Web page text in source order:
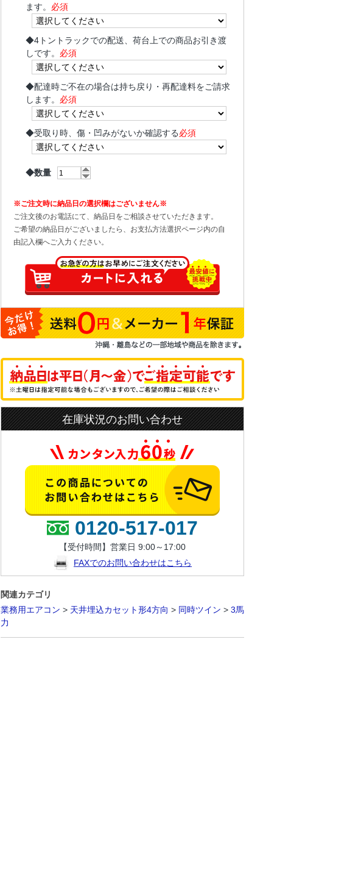
ます。 必須
◆4トントラックでの配送、荷台上での商品お引き渡
しです。 必須
◆配達時ご不在の場合は持ち戻り・再配達料をご請求
します。 必須
◆受取り時、傷・凹みがないか確認する必須
◆数量
※ご注文時に納品日の選択欄はございません※
ご注文後のお電話にて、納品日をご相談させていただきます。
ご希望の納品日がございましたら、お支払方法選択ページ内の自
由記入欄へご入力ください。
在庫状況のお問い合わせ
0120-517-017
【受付時間】営業日 9:00～17:00
FAXでのお問い合わせはこちら
関連カテゴリ
業務用エアコン > 天井埋込カセット形4方向 > 同時ツイン > 3馬
力